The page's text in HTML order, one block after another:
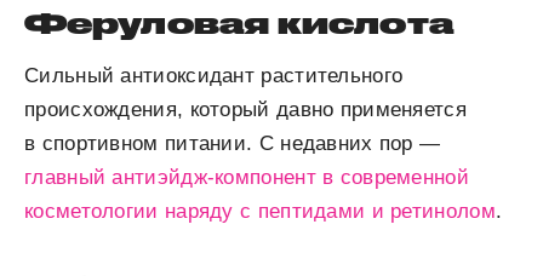
Феруловая кислота
Сильный антиоксидант растительного
происхождения, который давно применяется
в спортивном питании. С недавних пор —
главный антиэйдж-компонент в современной
косметологии наряду с пептидами и ретинолом.